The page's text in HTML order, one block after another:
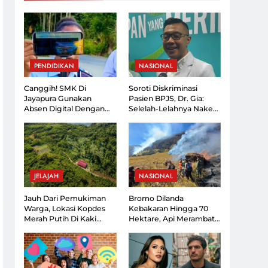
Suka Bertindak
Panjang
Dengan Jumlah
Rentang
2026
PENDIDIKAN
Canggih! SMK Di
Jayapura Gunakan
Absen Digital Dengan
Dipantau Orang Tua
NASIONAL
Soroti Diskriminasi
Pasien BPJS, Dr. Gia:
Selelah-Lelahnya Nakes,
JELAJAH
Jauh Dari Pemukiman
Warga, Lokasi Kopdes
Merah Putih Di Kaki
Sorotan
NASIONAL
Bromo Dilanda
Kebakaran Hingga 70
Hektare, Api Merambat